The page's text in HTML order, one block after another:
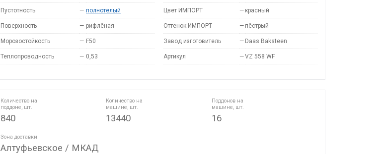
Пустотность — полнотелый
Поверхность — рифлёная
Морозостойкость — F50
Теплопроводность — 0,53
Цвет ИМПОРТ — красный
Оттенок ИМПОРТ — пёстрый
Завод изготовитель — Daas Baksteen
Артикул —VZ 558 WF
Количество на
поддоне, шт.
840
Количество на
машине, шт.
13440
Поддонов на
машине, шт.
16
Зона доставки
Алтуфьевское / МКАД